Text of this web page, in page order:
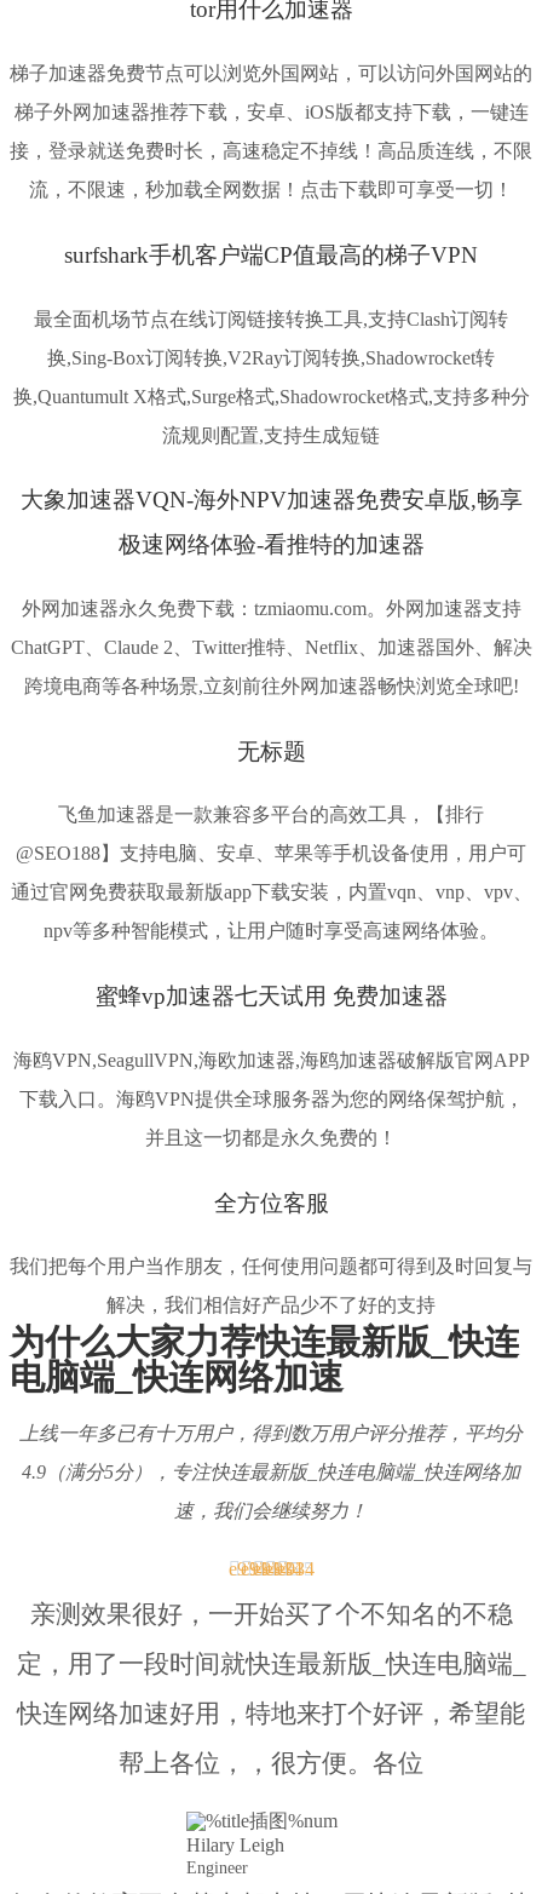
tor用什么加速器
梯子加速器免费节点可以浏览外国网站，可以访问外国网站的
梯子外网加速器推荐下载，安卓、iOS版都支持下载，一键连
接，登录就送免费时长，高速稳定不掉线！高品质连线，不限
流，不限速，秒加载全网数据！点击下载即可享受一切！
surfshark手机客户端CP值最高的梯子VPN
最全面机场节点在线订阅链接转换工具,支持Clash订阅转
换,Sing-Box订阅转换,V2Ray订阅转换,Shadowrocket转
换,Quantumult X格式,Surge格式,Shadowrocket格式,支持多种分
流规则配置,支持生成短链
大象加速器VQN-海外NPV加速器免费安卓版,畅享
极速网络体验-看推特的加速器
外网加速器永久免费下载：tzmiaomu.com。外网加速器支持
ChatGPT、Claude 2、Twitter推特、Netflix、加速器国外、解决
跨境电商等各种场景,立刻前往外网加速器畅快浏览全球吧!
无标题
飞鱼加速器是一款兼容多平台的高效工具，【排行
@SEO188】支持电脑、安卓、苹果等手机设备使用，用户可
通过官网免费获取最新版app下载安装，内置vqn、vnp、vpv、
npv等多种智能模式，让用户随时享受高速网络体验。
蜜蜂vp加速器七天试用 免费加速器
海鸥VPN,SeagullVPN,海欧加速器,海鸥加速器破解版官网APP
下载入口。海鸥VPN提供全球服务器为您的网络保驾护航，
并且这一切都是永久免费的！
全方位客服
我们把每个用户当作朋友，任何使用问题都可得到及时回复与
解决，我们相信好产品少不了好的支持
为什么大家力荐快连最新版_快连
电脑端_快连网络加速
上线一年多已有十万用户，得到数万用户评分推荐，平均分
4.9（满分5分），专注快连最新版_快连电脑端_快连网络加
速，我们会继续努力！
5/5
亲测效果很好，一开始买了个不知名的不稳
定，用了一段时间就快连最新版_快连电脑端_
快连网络加速好用，特地来打个好评，希望能
帮上各位，，很方便。各位
Hilary Leigh
Engineer